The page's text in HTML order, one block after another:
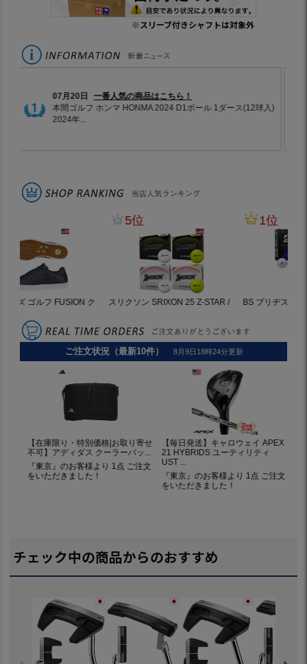
※スリーブ付きシャフトは対象外
チェック中の商品からのおすすめ